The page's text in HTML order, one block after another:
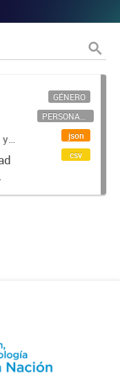
y
GÉNERO
PERSONAL CIENTÍFICO-TECNOLÓGICO
json
csv